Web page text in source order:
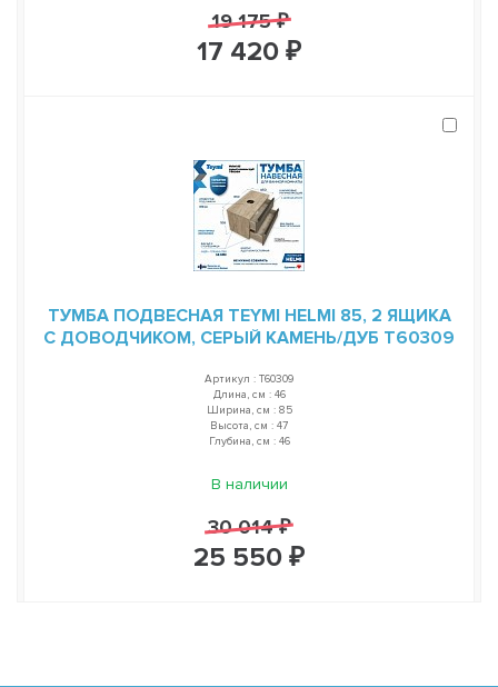
19 175 ₽
17 420 ₽
ТУМБА ПОДВЕСНАЯ TEYMI HELMI 85, 2 ЯЩИКА
С ДОВОДЧИКОМ, СЕРЫЙ КАМЕНЬ/ДУБ T60309
Артикул : T60309
Длина, см : 46
Ширина, см : 85
Высота, см : 47
Глубина, см : 46
В наличии
30 014 ₽
25 550 ₽